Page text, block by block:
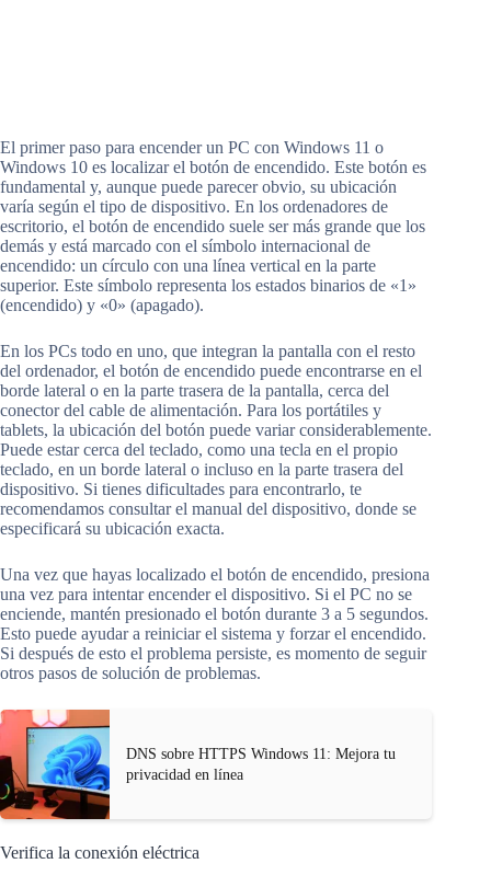
El primer paso para encender un PC con Windows 11 o
Windows 10 es localizar el botón de encendido. Este botón es
fundamental y, aunque puede parecer obvio, su ubicación
varía según el tipo de dispositivo. En los ordenadores de
escritorio, el botón de encendido suele ser más grande que los
demás y está marcado con el símbolo internacional de
encendido: un círculo con una línea vertical en la parte
superior. Este símbolo representa los estados binarios de «1»
(encendido) y «0» (apagado).
En los PCs todo en uno, que integran la pantalla con el resto
del ordenador, el botón de encendido puede encontrarse en el
borde lateral o en la parte trasera de la pantalla, cerca del
conector del cable de alimentación. Para los portátiles y
tablets, la ubicación del botón puede variar considerablemente.
Puede estar cerca del teclado, como una tecla en el propio
teclado, en un borde lateral o incluso en la parte trasera del
dispositivo. Si tienes dificultades para encontrarlo, te
recomendamos consultar el manual del dispositivo, donde se
especificará su ubicación exacta.
Una vez que hayas localizado el botón de encendido, presiona
una vez para intentar encender el dispositivo. Si el PC no se
enciende, mantén presionado el botón durante 3 a 5 segundos.
Esto puede ayudar a reiniciar el sistema y forzar el encendido.
Si después de esto el problema persiste, es momento de seguir
otros pasos de solución de problemas.
DNS sobre HTTPS Windows 11: Mejora tu
privacidad en línea
Verifica la conexión eléctrica